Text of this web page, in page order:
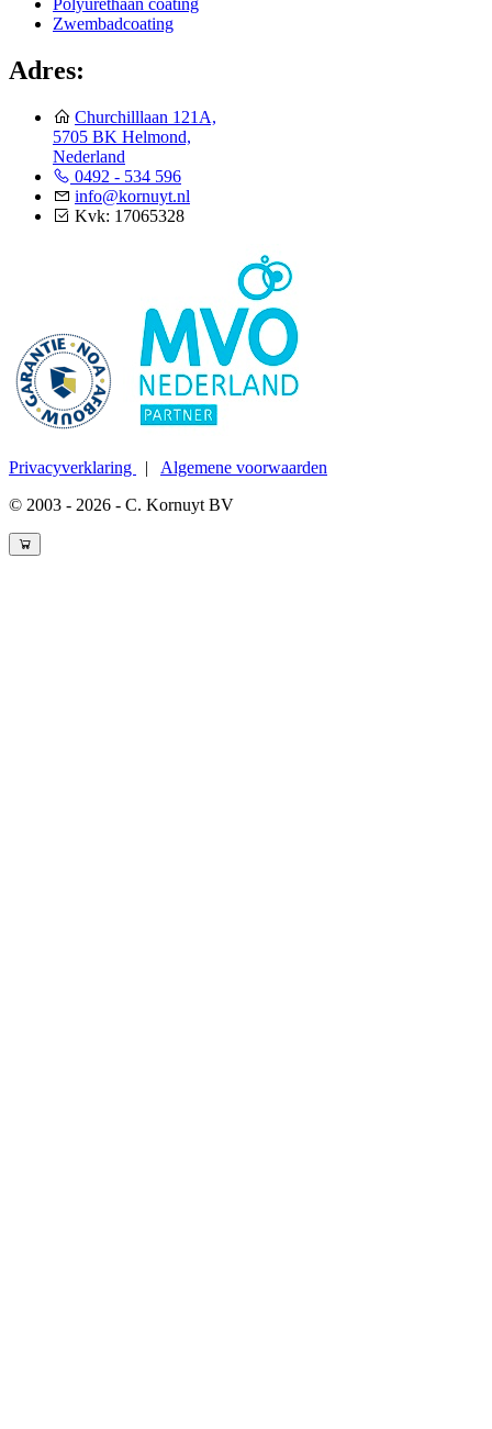
Polyurethaan coating
Zwembadcoating
Adres:
Churchilllaan 121A,
5705 BK Helmond,
Nederland
0492 - 534 596
info@kornuyt.nl
Kvk: 17065328
Privacyverklaring | Algemene voorwaarden
© 2003 - 2026 - C. Kornuyt BV